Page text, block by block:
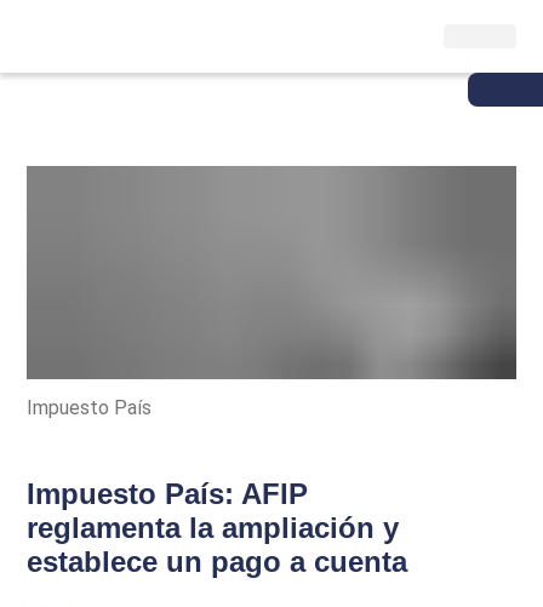
Impuesto País
Impuesto País: AFIP
reglamenta la ampliación y
establece un pago a cuenta